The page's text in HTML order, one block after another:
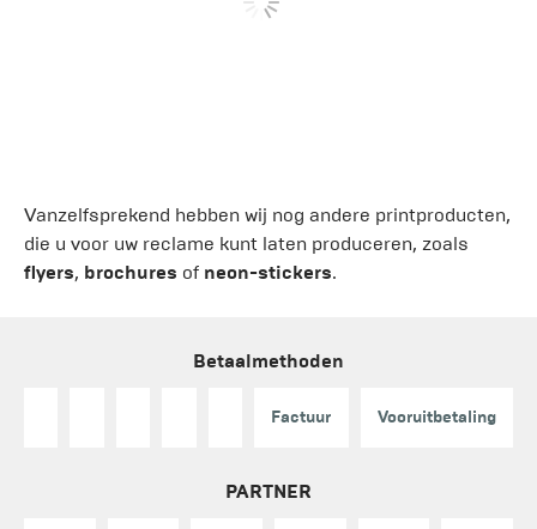
Vanzelfsprekend hebben wij nog andere printproducten,
die u voor uw reclame kunt laten produceren, zoals
flyers, brochures of neon-stickers.
Betaalmethoden
Factuur Vooruitbetaling
PARTNER